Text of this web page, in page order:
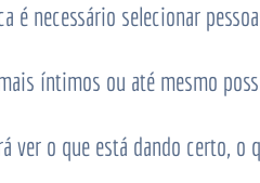
é necessário selecionar
íntimos ou até mesmo
ver o que está dando certo,